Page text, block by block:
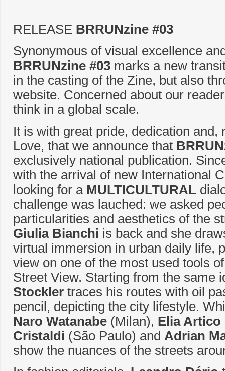
RELEASE BRRUNzine #03
Synonymous of visual excellence
BRRUNzine #03 marks a new
in the casting of the Zine, but also
website. Concerned about our
think in a global scale.
It is with great pride, dedication and,
Love, that we announce that
exclusively national publication.
with the arrival of new International
looking for a MULTICULTURAL
challenge was lauched: we asked
particularities and aesthetics of the
Giulia Bianchi is back and she
virtual immersion in urban daily life,
view on one of the most used tools
Street View. Starting from the same
Stockler traces his routes with oil
pencil, depicting the city lifestyle.
Naro Watanabe (Milan), Elia Artico
Cristaldi (São Paulo) and Adrian
show the nuances of the streets